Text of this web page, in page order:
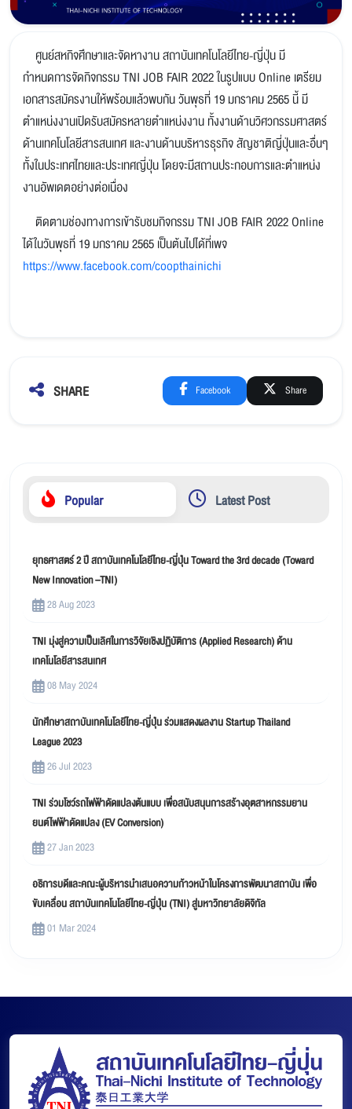
ศูนย์สหกิจศึกษาและจัดหางาน สถาบันเทคโนโลยีไทย-ญี่ปุ่น มี
กำหนดการจัดกิจกรรม TNI JOB FAIR 2022 ในรูปแบบ Online เตรียม
เอกสารสมัครงานให้พร้อมแล้วพบกัน วันพุธที่ 19 มกราคม 2565 นี้ มี
ตำแหน่งงานเปิดรับสมัครหลายตำแหน่งงาน ทั้งงานด้านวิศวกรรมศาสตร์
ด้านเทคโนโลยีสารสนเทศ และงานด้านบริหารธุรกิจ สัญชาติญี่ปุ่นและอื่นๆ
ทั้งในประเทศไทยและประเทศญี่ปุ่น โดยจะมีสถานประกอบการและตำแหน่ง
งานอัพเดตอย่างต่อเนื่อง
ติดตามช่องทางการเข้ารับชมกิจกรรม TNI JOB FAIR 2022 Online
ได้ในวันพุธที่ 19 มกราคม 2565 เป็นต้นไปได้ที่เพจ
https://www.facebook.com/coopthainichi
SHARE Facebook Share
Popular Latest Post
ยุทธศาสตร์ 2 ปี สถาบันเทคโนโลยีไทย-ญี่ปุ่น Toward the 3rd decade (Toward
New Innovation –TNI)
28 Aug 2023
TNI มุ่งสู่ความเป็นเลิศในการวิจัยเชิงปฏิบัติการ (Applied Research) ด้าน
เทคโนโลยีสารสนเทศ
08 May 2024
นักศึกษาสถาบันเทคโนโลยีไทย-ญี่ปุ่น ร่วมแสดงผลงาน Startup Thailand
League 2023
26 Jul 2023
TNI ร่วมโชว์รถไฟฟ้าดัดแปลงต้นแบบ เพื่อสนับสนุนการสร้างอุตสาหกรรมยาน
ยนต์ไฟฟ้าดัดแปลง (EV Conversion)
27 Jan 2023
อธิการบดีและคณะผู้บริหารนำเสนอความก้าวหน้าในโครงการพัฒนาสถาบัน เพื่อ
ขับเคลื่อน สถาบันเทคโนโลยีไทย-ญี่ปุ่น (TNI) สู่มหาวิทยาลัยดิจิทัล
01 Mar 2024